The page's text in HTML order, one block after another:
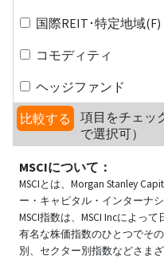
国際REIT･特定地域(F)
コモディティ
ヘッジファンド
比較する
項目をチェッ
で選択可）
MSCIについて：
MSCIとは、Morgan Stanley
ー・キャピタル・インターナ
MSCI指数は、MSCI Incによっ
有名な株価指数のひとつでそ
別、セクター別指数などさま